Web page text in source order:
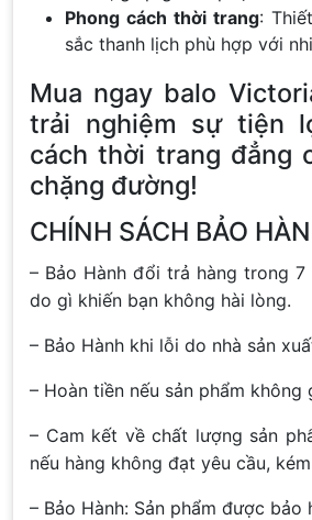
Phong cách thời trang:
sắc thanh lịch phù hợp với
Mua ngay balo
trải nghiệm sự tiện
cách thời trang đẳng
chặng đường!
CHÍNH SÁCH BẢO
– Bảo Hành đổi trả hàng trong
do gì khiến bạn không hài lòng.
– Bảo Hành khi lỗi do nhà sản
– Hoàn tiền nếu sản phẩm
– Cam kết về chất lượng sản
nếu hàng không đạt yêu cầu,
– Bảo Hành: Sản phẩm được bảo